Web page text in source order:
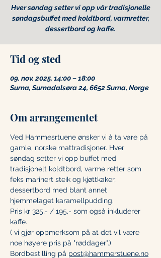
Hver søndag setter vi opp vår tradisjonelle
søndagsbuffet med koldtbord, varmretter,
Tid og sted
09. nov. 2025, 14:00 – 18:00
Surna, Surnadalsøra 24, 6652 Surna, Norge
Om arrangementet
Ved Hammesrtuene ønsker vi å ta vare på
gamle, norske mattradisjoner. Hver
søndag setter vi opp buffet med
tradisjonelt koldtbord, varme retter som
feks marinert steik og kjøttkaker,
dessertbord med blant annet
hjemmelaget karamellpudding.
Pris kr 325,- / 195,- som også inkluderer
kaffe.
( vi gjør oppmerksom på at det vil være
noe høyere pris på "røddager".)
Bordbestilling på post@hammerstuene.no